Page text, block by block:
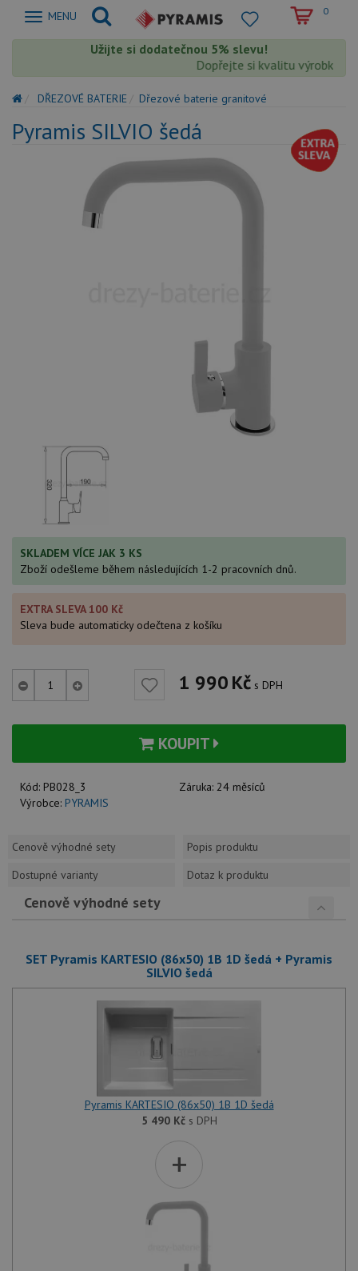
Zobrazit
MENU 0
Užijte si dodatečnou 5% slevu!
Dopřejte si kvalitu výrobků
DŘEZOVÉ BATERIE Dřezové baterie granitové
Pyramis SILVIO šedá
SKLADEM VÍCE JAK 3 KS
Zboží odešleme během následujících 1-2 pracovních dnů.
EXTRA SLEVA 100 Kč
Sleva bude automaticky odečtena z košíku
1 990Kč s DPH
KOUPIT
Kód: PB028_3 Záruka: 24 měsíců
Výrobce: PYRAMIS
Cenově výhodné sety
Popis produktu
Dostupné varianty
Dotaz k produktu
Cenově výhodné sety
SET Pyramis KARTESIO (86x50) 1B 1D šedá + Pyramis
SILVIO šedá
Pyramis KARTESIO (86x50) 1B 1D šedá
5 490 Kčs DPH
+